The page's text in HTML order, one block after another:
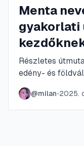
Menta
gyakorlati
Részletes
edény- és
igények,
dugványról,
tippek.
@milan•2025.